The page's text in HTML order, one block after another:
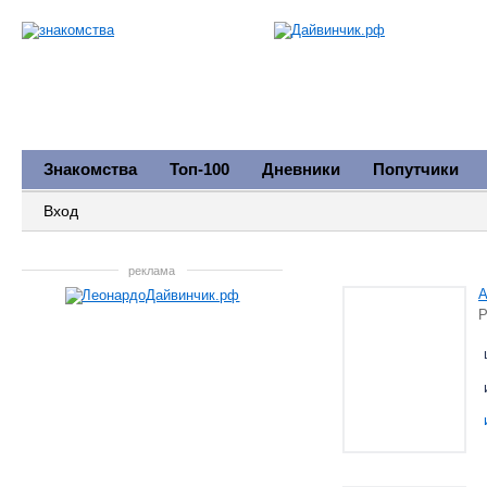
Знакомства Топ-100 Дневники Попутчики
Вход
реклама